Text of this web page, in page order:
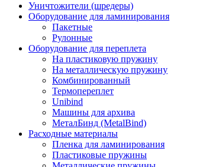
Уничтожители (шредеры)
Оборудование для ламинирования
Пакетные
Рулонные
Оборудование для переплета
На пластиковую пружину
На металлическую пружину
Комбинированный
Термопереплет
Unibind
Машины для архива
МеталБинд (MetalBind)
Расходные материалы
Пленка для ламинирования
Пластиковые пружины